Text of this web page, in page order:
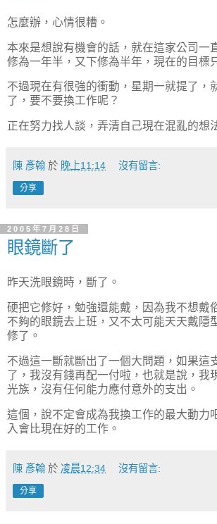
怎麼辦，心情很糟。
本來是想說有機會的話，就在這家公司一
修為一年半，又下修為半年，現在的目標
不過現在有很強的衝動，星期一就提了，
了，要不要換工作呢？
正在努力找人談，弄清自己現在混亂的想
陳 彥翰 於 晚上11:14 沒有留言:
分享
2005年7月28日
眼鏡斷了
昨天洗眼鏡時，斷了。
硬把它修好，勉強還能戴，因為我不想戴
不夠的眼鏡去上班，又不太可能天天戴隱
修了。
不過這一斷就斷出了一個大問題，如果這
了，我沒有錢再配一付啦，也就是說，我
光族，沒有任何能力應付意外的支出。
這個，說不定會成為我換工作的最大動力
入會比現在好的工作。
陳 彥翰 於 凌晨12:34 沒有留言:
分享